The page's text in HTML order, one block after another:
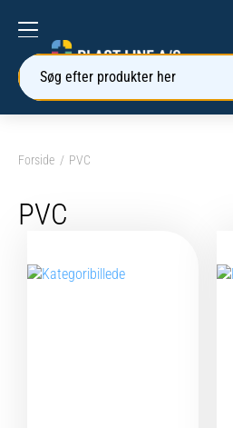
Søg efter produkter her
Forside PVC
PVC